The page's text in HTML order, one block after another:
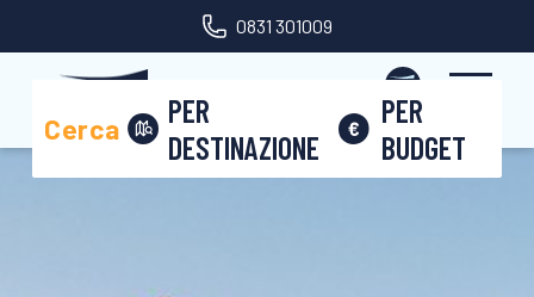
0831 301009
Cerca
PER
DESTINAZIONE
PER
BUDGET